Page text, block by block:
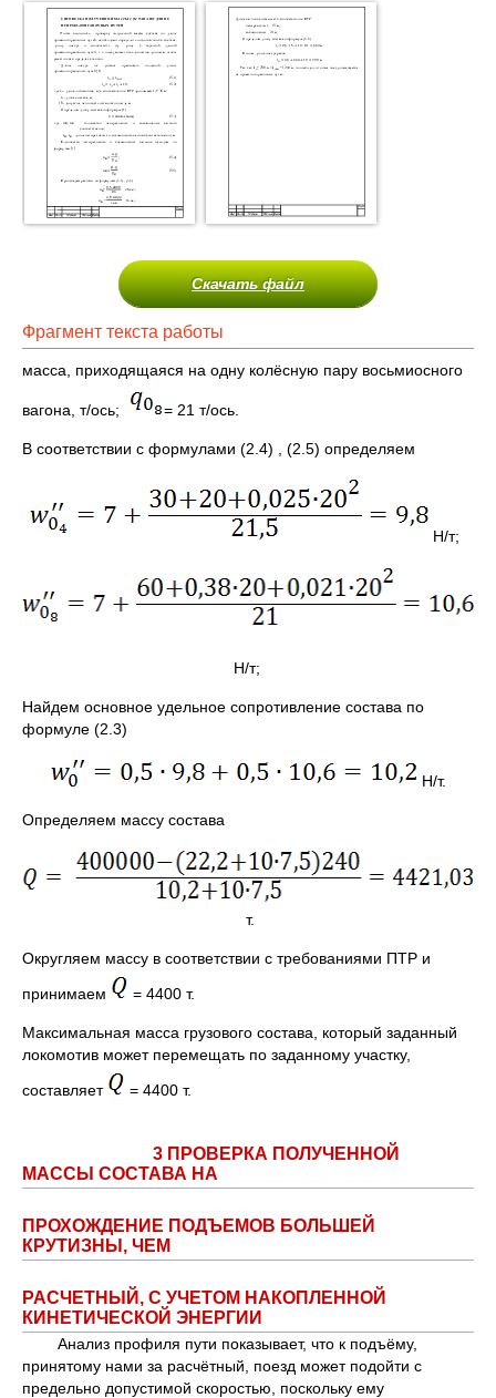
Скачать файл
Фрагмент текста работы
масса, приходящаяся на одну колёсную пару восьмиосного
вагона, т/ось; = 21 т/ось.
В соответствии с формулами (2.4) , (2.5) определяем
Н/т;
Н/т;
Найдем основное удельное сопротивление состава по
формуле (2.3)
Н/т.
Определяем массу состава
т.
Округляем массу в соответствии с требованиями ПТР и
принимаем
= 4400 т.
Максимальная масса грузового состава, который заданный
локомотив может перемещать по заданному участку,
составляет
= 4400 т.
3 ПРОВЕРКА ПОЛУЧЕННОЙ
МАССЫ СОСТАВА НА
ПРОХОЖДЕНИЕ ПОДЪЕМОВ БОЛЬШЕЙ
КРУТИЗНЫ, ЧЕМ
РАСЧЕТНЫЙ, С УЧЕТОМ НАКОПЛЕННОЙ
КИНЕТИЧЕСКОЙ ЭНЕРГИИ
Анализ профиля пути показывает, что к подъёму,
принятому нами за расчётный, поезд может подойти с
предельно допустимой скоростью, поскольку ему